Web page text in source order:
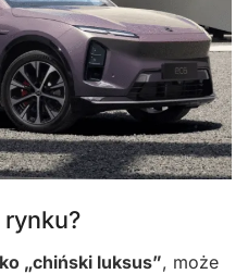
rynku?
„chiński luksus”, może